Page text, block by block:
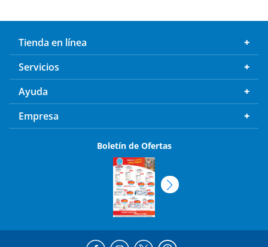
Tienda en línea
Servicios
Ayuda
Empresa
Boletín de Ofertas